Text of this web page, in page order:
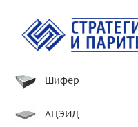
Шифер
АЦЭИД